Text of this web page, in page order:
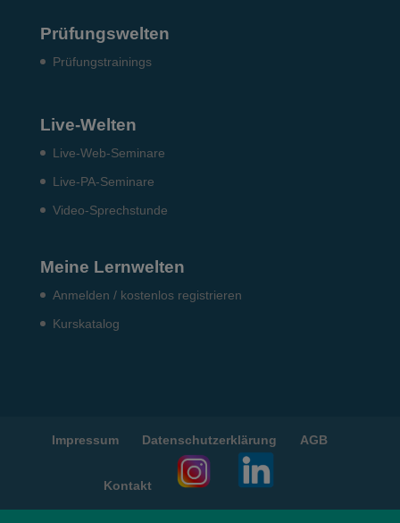
Prüfungswelten
Prü­fungs­trai­nings
Live-Welten
Live-Web-Seminare
Live-PA-Seminare
Video-Sprechstunde
Meine Lernwelten
Anmelden / kostenlos registrieren
Kurskatalog
Impressum Datenschutzerklärung AGB
Kontakt